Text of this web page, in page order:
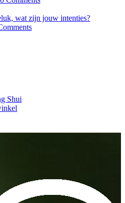
wat zijn jouw intenties?